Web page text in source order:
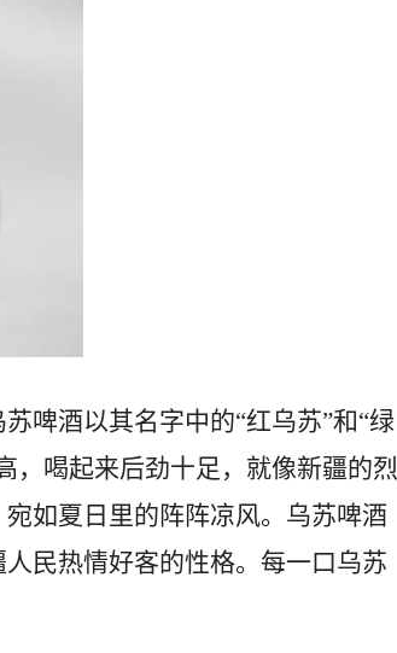
啤酒以其名字中的“红乌苏”和“绿
，喝起来后劲十足，就像新疆的烈
如夏日里的阵阵凉风。乌苏啤酒
民热情好客的性格。每一口乌苏